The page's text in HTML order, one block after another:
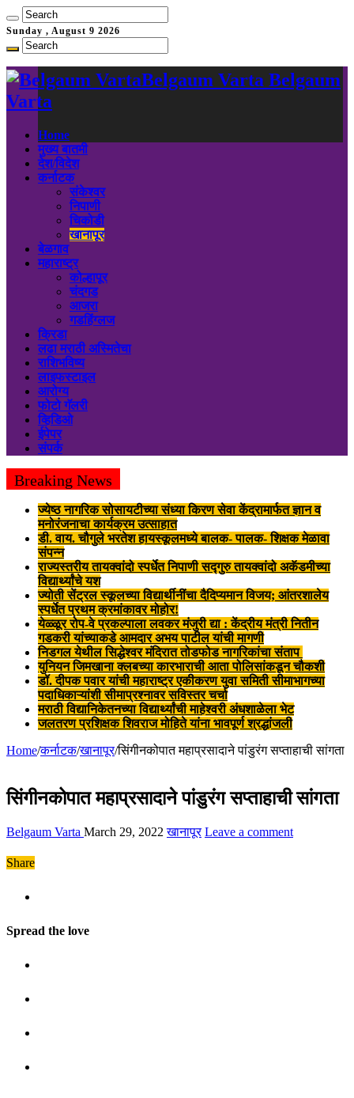
Sunday , August 9 2026
Belgaum Varta Belgaum
Varta
Home
मुख्य बातमी
देश/विदेश
कर्नाटक
संकेश्वर
निपाणी
चिकोडी
खानापूर
बेळगाव
महाराष्ट्र
कोल्हापूर
चंदगड
आजरा
गडहिंग्लज
क्रिडा
लढा मराठी अस्मितेचा
राशिभविष्य
लाइफस्टाइल
आरोग्य
फोटो गॅलरी
व्हिडिओ
ईपेपर
संपर्क
Breaking News
ज्येष्ठ नागरिक सोसायटीच्या संध्या किरण सेवा केंद्रामार्फत ज्ञान व
मनोरंजनाचा कार्यक्रम उत्साहात
डी. वाय. चौगुले भरतेश हायस्कूलमध्ये बालक- पालक- शिक्षक मेळावा
संपन्न
राज्यस्तरीय तायक्वांदो स्पर्धेत निपाणी सद्गुरु तायक्वांदो अकॅडमीच्या
विद्यार्थ्यांचे यश
ज्योती सेंट्रल स्कूलच्या विद्यार्थीनींचा दैदिप्यमान विजय; आंतरशालेय
स्पर्धेत प्रथम क्रमांकावर मोहोर!
येळ्ळूर रोप-वे प्रकल्पाला लवकर मंजुरी द्या : केंद्रीय मंत्री नितीन
गडकरी यांच्याकडे आमदार अभय पाटील यांची मागणी
निडगल येथील सिद्धेश्वर मंदिरात तोडफोड नागरिकांचा संताप
युनियन जिमखाना क्लबच्या कारभाराची आता पोलिसांकडून चौकशी
डॉ. दीपक पवार यांची महाराष्ट्र एकीकरण युवा समिती सीमाभागच्या
पदाधिकाऱ्यांशी सीमाप्रश्नावर सविस्तर चर्चा
मराठी विद्यानिकेतनच्या विद्यार्थ्यांची माहेश्वरी अंधशाळेला भेट
जलतरण प्रशिक्षक शिवराज मोहिते यांना भावपूर्ण श्रद्धांजली
Home/कर्नाटक/खानापूर/सिंगीनकोपात महाप्रसादाने पांडुरंग सप्ताहाची सांगता
सिंगीनकोपात महाप्रसादाने पांडुरंग सप्ताहाची सांगता
Belgaum Varta March 29, 2022 खानापूर Leave a comment
Share
Spread the love